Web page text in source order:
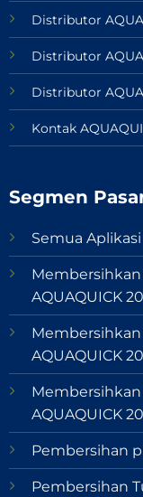
Distributor
Distributor
Distributor
Kontak
Segmen
Semua
AQUAQUICK
AQUAQUICK
AQUAQUICK
Pembersihan
Pembersihan